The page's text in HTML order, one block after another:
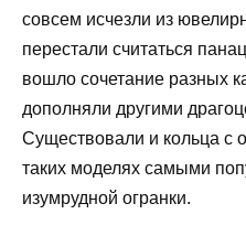
совсем исчезли из
перестали считаться
вошло сочетание разных
дополняли другими
Существовали и кольца с
таких моделях самыми
изумрудной огранки.